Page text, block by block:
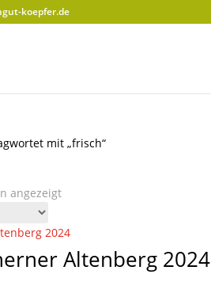
koepfer.de
mit „frisch“
angezeigt
Altenberg 2024